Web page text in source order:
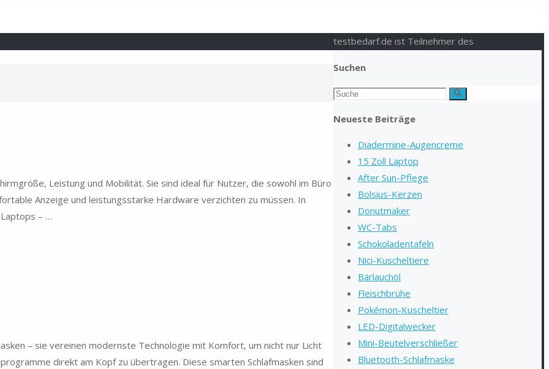
Leistung und Mobilität. Sie sind ideal für Nutzer, die sowohl im Büro
Anzeige und leistungsstarke Hardware verzichten zu müssen. In
– …
– sie vereinen modernste Technologie mit Komfort, um nicht nur Licht
direkt am Kopf zu übertragen. Diese smarten Schlafmasken sind
Suchen
Suchen
Suche
Neueste Beiträge
Diadermine-Augencreme
15 Zoll Laptop
After Sun-Pflege
Bolsius-Kerzen
Donutmaker
WC-Tabs
Schokoladentafeln
Nici-Kuscheltiere
Bärlauchöl
Fleischbrühe
Pokémon-Kuscheltier
LED-Digitalwecker
Mini-Beutelverschließer
Bluetooth-Schlafmaske
testbedarf.de ist Teilnehmer des